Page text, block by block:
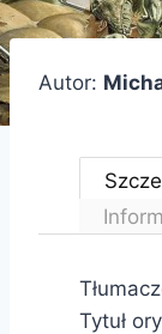
Autor:
Tytuł